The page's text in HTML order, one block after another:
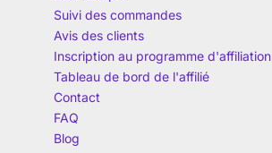
Suivi des commandes
Avis des clients
Inscription au programme d'affiliation
Tableau de bord de l'affilié
Contact
FAQ
Blog